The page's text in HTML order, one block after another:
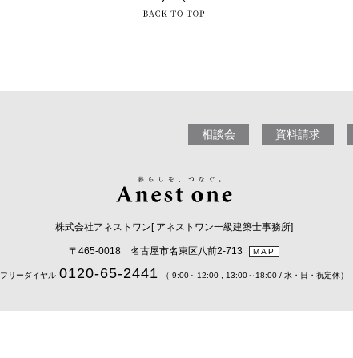
相談会 資料請求
株式会社アネストワン[ アネストワン一級建築士事務所]
〒465-0018 名古屋市名東区八前2-713 MAP
フリーダイヤル 0120-65-2441 （ 9:00～12:00 , 13:00～18:00 / 水・日・祝定休）